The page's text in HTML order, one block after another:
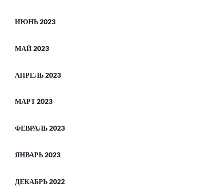
ИЮНЬ 2023
МАЙ 2023
АПРЕЛЬ 2023
МАРТ 2023
ФЕВРАЛЬ 2023
ЯНВАРЬ 2023
ДЕКАБРЬ 2022